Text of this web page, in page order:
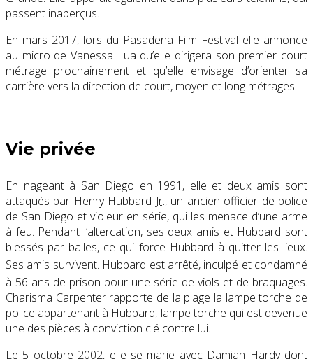
passent inaperçus.
En mars 2017, lors du Pasadena Film Festival elle annonce
au micro de Vanessa Lua qu’elle dirigera son premier court
métrage prochainement et qu’elle envisage d’orienter sa
carrière vers la direction de court, moyen et long métrages.
Vie privée
En nageant à San Diego en 1991, elle et deux amis sont
attaqués par Henry Hubbard Jr., un ancien officier de police
de San Diego et violeur en série, qui les menace d’une arme
à feu. Pendant l’altercation, ses deux amis et Hubbard sont
blessés par balles, ce qui force Hubbard à quitter les lieux.
Ses amis survivent. Hubbard est arrêté, inculpé et condamné
à 56 ans de prison pour une série de viols et de braquages.
Charisma Carpenter rapporte de la plage la lampe torche de
police appartenant à Hubbard, lampe torche qui est devenue
une des pièces à conviction clé contre lui.
Le 5 octobre 2002, elle se marie avec Damian Hardy dont